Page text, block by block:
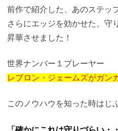
前作で紹介した、あのステッ
さらにエッジを効かせた、守
昇華させました！
世界ナンバー１プレーヤー
レブロン・ジェームズがガン
このノウハウを知った時はじ